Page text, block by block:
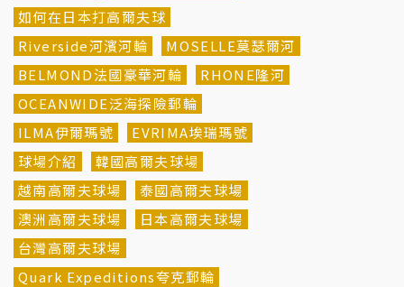
如何在日本打高爾夫球
Riverside河濱河輪
MOSELLE莫瑟爾河
BELMOND法國豪華河輪
RHONE隆河
OCEANWIDE泛海探險郵輪
ILMA伊爾瑪號
EVRIMA埃瑞瑪號
球場介紹
韓國高爾夫球場
越南高爾夫球場
泰國高爾夫球場
澳洲高爾夫球場
日本高爾夫球場
台灣高爾夫球場
Quark Expeditions夸克郵輪